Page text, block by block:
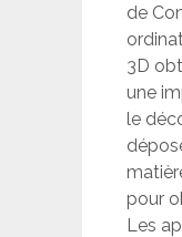
de
3D
une
le
pour
Les